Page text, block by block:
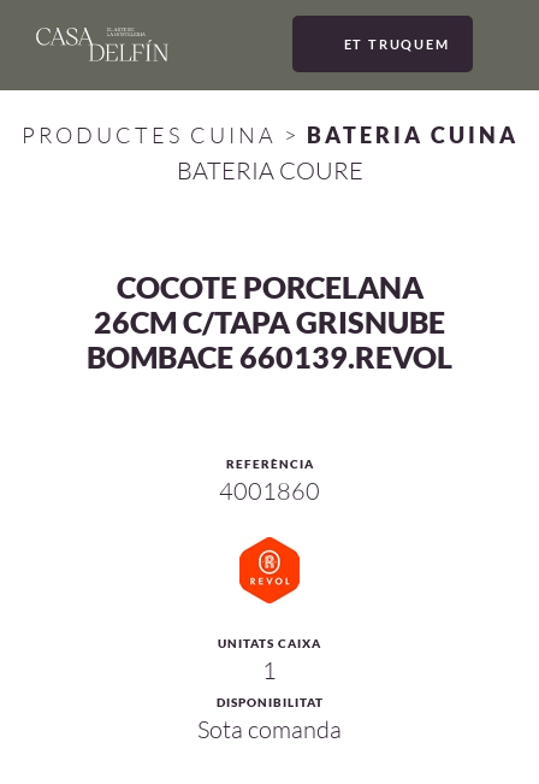
ET TRUQUEM
PRODUCTES CUINA > BATERIA CUINA
BATERIA COURE
COCOTE PORCELANA
26CM C/TAPA GRISNUBE
BOMBACE 660139.REVOL
REFERÈNCIA
4001860
UNITATS CAIXA
1
DISPONIBILITAT
Sota comanda